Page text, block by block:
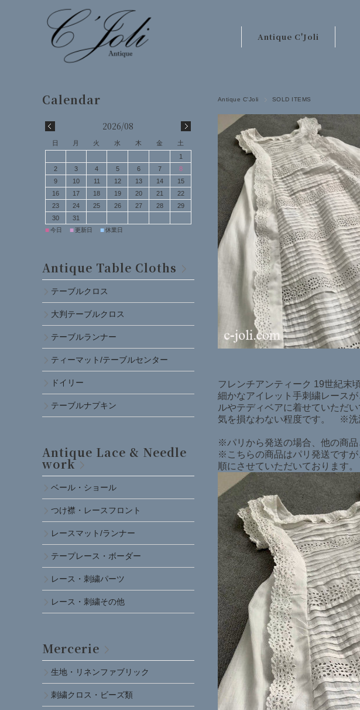
Antique C'Joli
お客様の声
お問い合わせ
レ
手
キ
ベ
カ
フ
そ
日
Antique C'Joli SOLD ITEMS
フレンチアンティーク 19世紀
細かなアイレット手刺繍レース
ルやテディベアに着せていただ
気を損なわない程度です。 ※
※パリから発送の場合、他の商品
※こちらの商品はパリ発送です
順にさせていただいております
2026/08
日 月 火 水 木 金
土
1
2
3 4 5 6 7
8
9
10 11 12 13 14
15
16
17 18 19 20 21
22
23
24 25 26 27 28
29
30
31
■今日 ■更新日 ■休業日
Antique Table Cloths
テーブルクロス
大判テーブルクロス
テーブルランナー
ティーマット/テーブルセンター
ドイリー
テーブルナプキン
Antique Lace & Needle
work
ベール・ショール
つけ襟・レースフロント
レースマット/ランナー
テープレース・ボーダー
レース・刺繍パーツ
レース・刺繍その他
Mercerie
生地・リネンファブリック
刺繍クロス・ビーズ類